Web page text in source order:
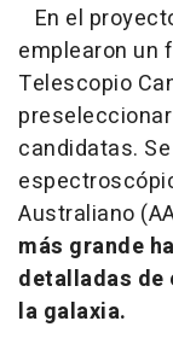
En el
emplearon un
Telescopio
candidatas.
Australiano
más grande
detalladas
la galaxia.